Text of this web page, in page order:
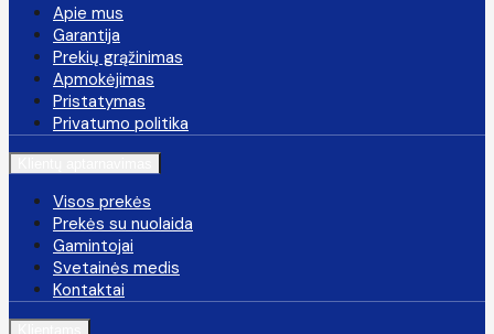
Apie mus
Garantija
Prekių grąžinimas
Apmokėjimas
Pristatymas
Privatumo politika
Visos prekės
Prekės su nuolaida
Gamintojai
Svetainės medis
Kontaktai